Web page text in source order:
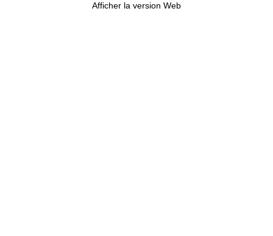
Afficher la version Web